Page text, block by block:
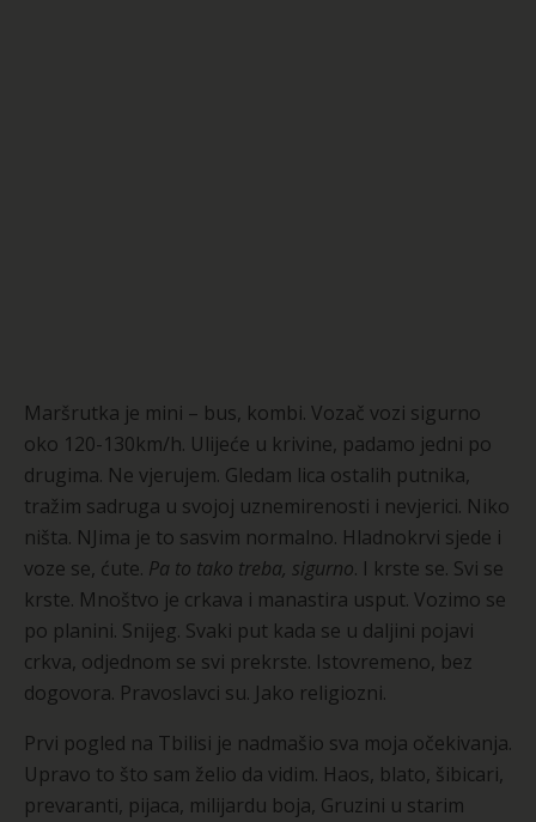
Maršrutka je mini – bus, kombi. Vozač vozi sigurno
oko 120-130km/h. Ulijeće u krivine, padamo jedni po
drugima. Ne vjerujem. Gledam lica ostalih putnika,
tražim sadruga u svojoj uznemirenosti i nevjerici. Niko
ništa. NJima je to sasvim normalno. Hladnokrvi sjede i
voze se, ćute. Pa to tako treba, sigurno. I krste se. Svi se
krste. Mnoštvo je crkava i manastira usput. Vozimo se
po planini. Snijeg. Svaki put kada se u daljini pojavi
crkva, odjednom se svi prekrste. Istovremeno, bez
dogovora. Pravoslavci su. Jako religiozni.
Prvi pogled na Tbilisi je nadmašio sva moja očekivanja.
Upravo to što sam želio da vidim. Haos, blato, šibicari,
prevaranti, pijaca, milijardu boja, Gruzini u starim